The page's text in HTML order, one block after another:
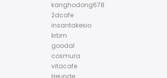
kanghodong678
2dcafe
insantakesio
krbm
goodal
cosmura
vitacafe